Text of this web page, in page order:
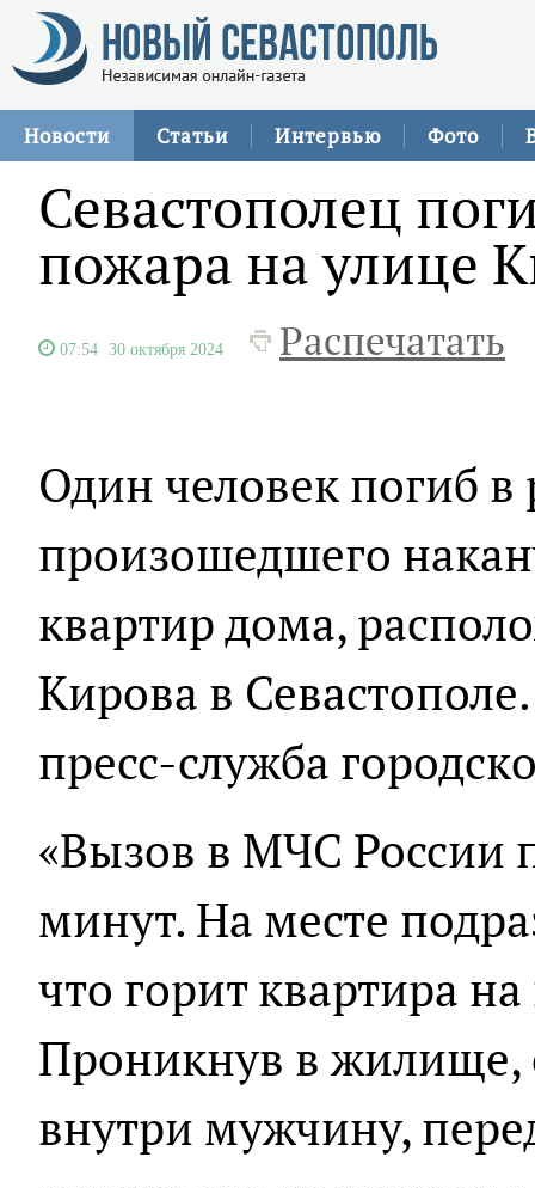
Новости Статьи Интервью Фото
Севастополец
пожара на улице
07:54 30 октября 2024 Распечатать
Один человек погиб в
произошедшего
квартир дома,
Кирова в
пресс-служба
«Вызов в МЧС России
минут. На месте
что горит квартира
Проникнув в
внутри мужчину,